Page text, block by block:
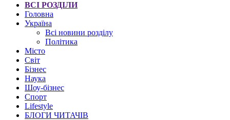
ВСІ РОЗДІЛИ
Головна
Україна
Всі новини розділу
Політика
Місто
Світ
Бізнес
Наука
Шоу-бізнес
Спорт
Lifestyle
БЛОГИ ЧИТАЧІВ